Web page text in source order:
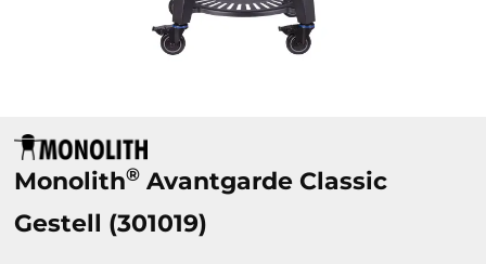
Monolith® Avantgarde Classic
Gestell (301019)